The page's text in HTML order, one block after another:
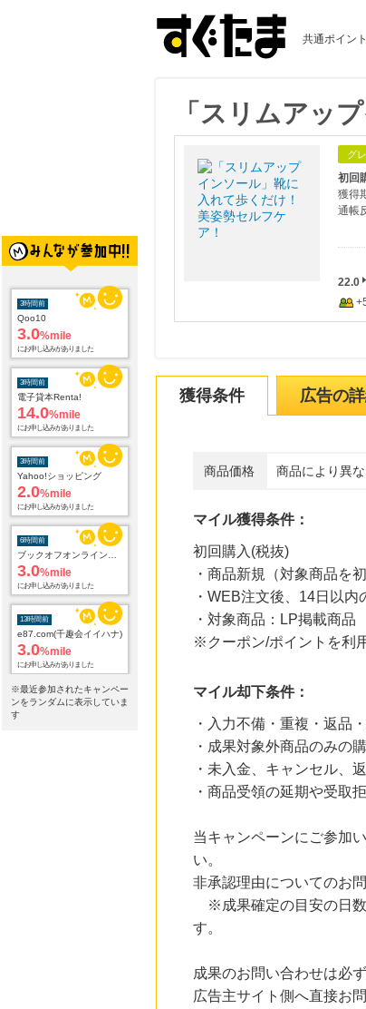
共通ポイント
3時間前
Qoo10
3.0%mile
にお申し込みがありました
3時間前
電子貸本Renta!
14.0%mile
にお申し込みがありました
3時間前
Yahoo!ショッピング
2.0%mile
にお申し込みがありました
6時間前
3.0%mile
にお申し込みがありました
13時間前
e87.com(千趣会イイハナ)
3.0%mile
にお申し込みがありました
21時間前
※最近参加されたキャンペー
ンをランダムに表示していま
す
「スリムアッ
グ
初回
獲得
通帳
22.0
獲得条件 広告の
商品価格 商品により異な
マイル獲得条件：
初回購入(税抜)
・商品新規（対象商品を
・WEB注文後、14日以内
・対象商品：LP掲載商品
※クーポン/ポイントを利
マイル却下条件：
・入力不備・重複・返品
・成果対象外商品のみの
・未入金、キャンセル、
・商品受領の延期や受取
当キャンペーンにご参加
い。
非承認理由についてのお
※成果確定の目安の日数
す。
成果のお問い合わせは必
広告主サイト側へ直接お